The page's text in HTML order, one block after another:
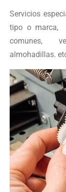
Servicios
tipo o marca,
comunes,
almohadillas.